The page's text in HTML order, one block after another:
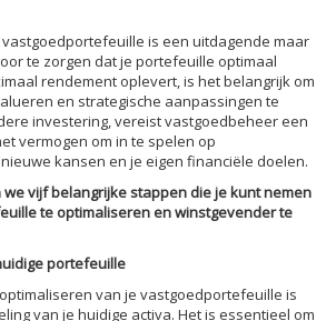
is een uitdagende maar
te zorgen dat je portefeuille optimaal
rendement oplevert, is het belangrijk om
en strategische aanpassingen te
investering, vereist vastgoedbeheer een
vermogen om in te spelen op
kansen en je eigen financiële doelen.
vijf belangrijke stappen die je kunt nemen
te optimaliseren en winstgevender te
portefeuille
van je vastgoedportefeuille is
van je huidige activa. Het is essentieel om